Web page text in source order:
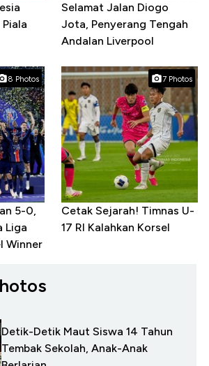
Selamat Jalan Diogo
Jota, Penyerang Tengah
Andalan Liverpool
8 Photos
5-0,
Liga
Winner
7 Photos
Cetak Sejarah! Timnas U-
17 RI Kalahkan Korsel
Detik-Detik Maut Siswa 14 Tahun
Tembak Sekolah, Anak-Anak